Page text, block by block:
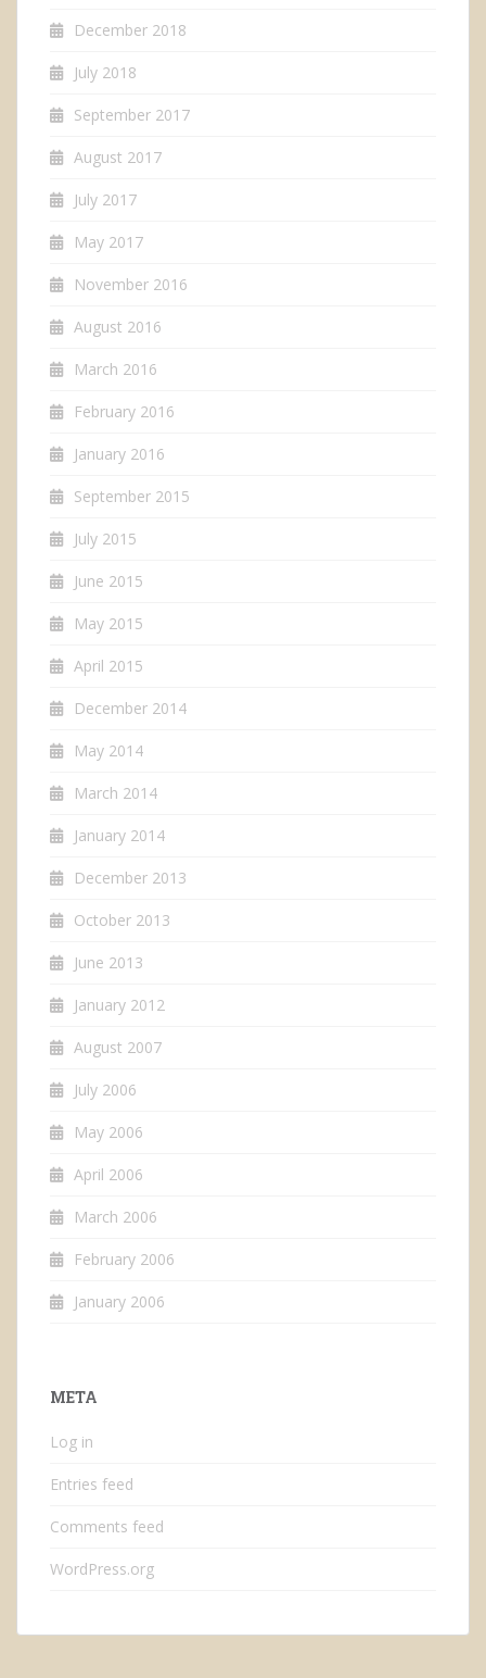
December 2018
July 2018
September 2017
August 2017
July 2017
May 2017
November 2016
August 2016
March 2016
February 2016
January 2016
September 2015
July 2015
June 2015
May 2015
April 2015
December 2014
May 2014
March 2014
January 2014
December 2013
October 2013
June 2013
January 2012
August 2007
July 2006
May 2006
April 2006
March 2006
February 2006
January 2006
META
Log in
Entries feed
Comments feed
WordPress.org